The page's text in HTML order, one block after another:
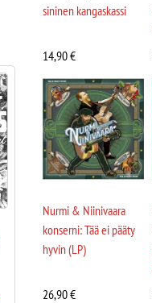
sininen kangaskassi
14,90€
Nurmi & Niinivaara
konserni: Tää ei pääty
hyvin (LP)
26,90€